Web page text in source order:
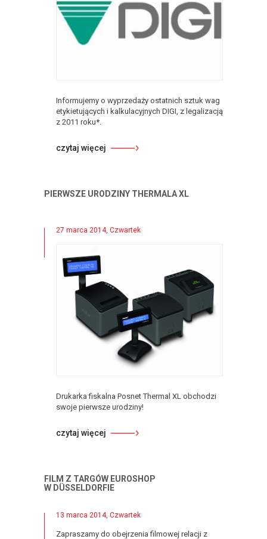
Informujemy o wyprzedaży ostatnich sztuk wag
etykietujących i kalkulacyjnych DIGI, z legalizacją
z 2011 roku*.
czytaj więcej
PIERWSZE URODZINY THERMALA XL
27 marca 2014, Czwartek
Drukarka fiskalna Posnet Thermal XL obchodzi
swoje pierwsze urodziny!
czytaj więcej
FILM Z TARGÓW EUROSHOP
W DÜSSELDORFIE
13 marca 2014, Czwartek
Zapraszamy do obejrzenia filmowej relacji z